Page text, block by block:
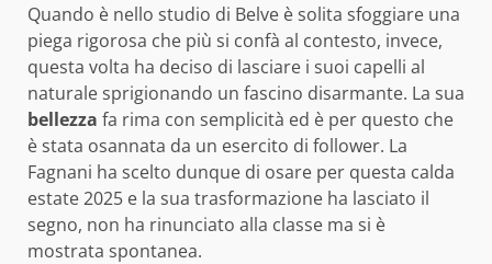
Quando è nello studio di Belve è solita sfoggiare una
piega rigorosa che più si confà al contesto, invece,
questa volta ha deciso di lasciare i suoi capelli al
naturale sprigionando un fascino disarmante. La sua
bellezza fa rima con semplicità ed è per questo che
è stata osannata da un esercito di follower. La
Fagnani ha scelto dunque di osare per questa calda
estate 2025 e la sua trasformazione ha lasciato il
segno, non ha rinunciato alla classe ma si è
mostrata spontanea.